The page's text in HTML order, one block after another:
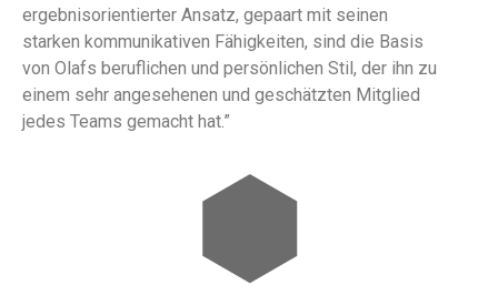
ergebnisorientierter Ansatz, gepaart mit seinen
starken kommunikativen Fähigkeiten, sind die Basis
von Olafs beruflichen und persönlichen Stil, der ihn zu
einem sehr angesehenen und geschätzten Mitglied
jedes Teams gemacht hat.”